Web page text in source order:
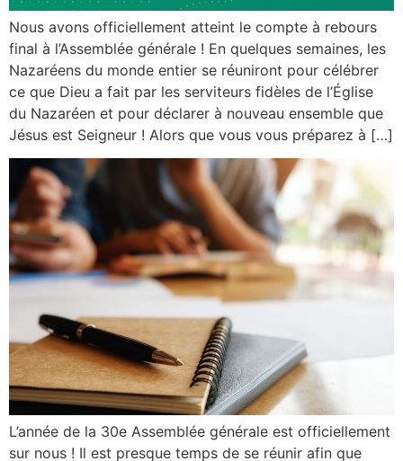
Nous avons officiellement atteint le compte à rebours
final à l’Assemblée générale ! En quelques semaines, les
Nazaréens du monde entier se réuniront pour célébrer
ce que Dieu a fait par les serviteurs fidèles de l’Église
du Nazaréen et pour déclarer à nouveau ensemble que
Jésus est Seigneur ! Alors que vous vous préparez à […]
L’année de la 30e Assemblée générale est officiellement
sur nous ! Il est presque temps de se réunir afin que